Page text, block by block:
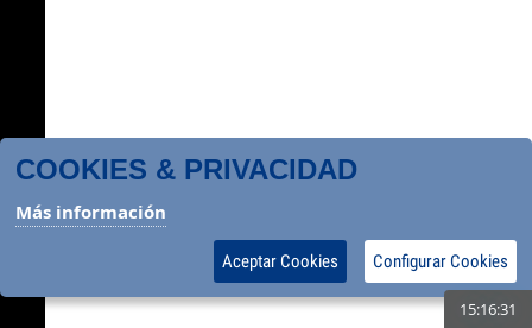
15:16:32
COOKIES & PRIVACIDAD
Más información
Aceptar Cookies Configurar Cookies